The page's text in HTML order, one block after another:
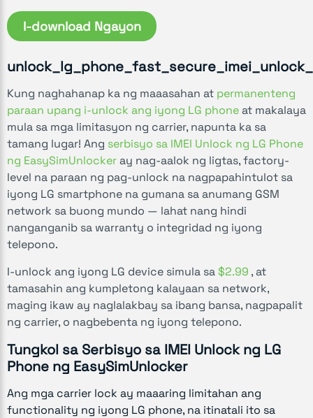
I-download Ngayon
Kung naghahanap ka ng maaasahan at permanenteng
paraan upang i-unlock ang iyong LG phoneat makalaya
mula sa mga limitasyon ng carrier, napunta ka sa
tamang lugar! Ang serbisyo sa IMEI Unlock ng LG Phone
ng EasySimUnlockeray nag-aalok ng ligtas, factory-
level na paraan ng pag-unlock na nagpapahintulot sa
iyong LG smartphone na gumana sa anumang GSM
network sa buong mundo — lahat nang hindi
nanganganib sa warranty o integridad ng iyong
telepono.
I-unlock ang iyong LG device simula sa$2.99 , at
tamasahin ang kumpletong kalayaan sa network,
maging ikaw ay naglalakbay sa ibang bansa, nagpapalit
ng carrier, o nagbebenta ng iyong telepono.
Tungkol sa Serbisyo sa IMEI Unlock ng LG
Phone ng EasySimUnlocker
Ang mga carrier lock ay maaaring limitahan ang
functionality ng iyong LG phone, na itinatali ito sa